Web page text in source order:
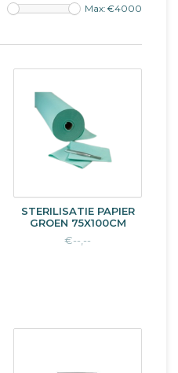
Max: €4000
STERILISATIE PAPIER
GROEN 75X100CM
€--,--